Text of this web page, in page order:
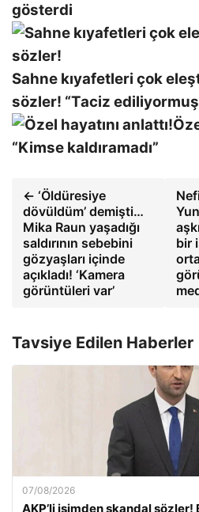
gösterdi
Sahne kıyafetleri çok
sözler! “Taciz
“Kimse kaldıramadı”
← ‘Öldüresiye
dövüldüm’ demişti…
Mika Raun yaşadığı
saldırının sebebini
gözyaşları içinde
açıkladı! ‘Kamera
görüntüleri var’
bir
Tavsiye Edilen Haberler
07/08/2026
AKP’li isimden skandal sözler!